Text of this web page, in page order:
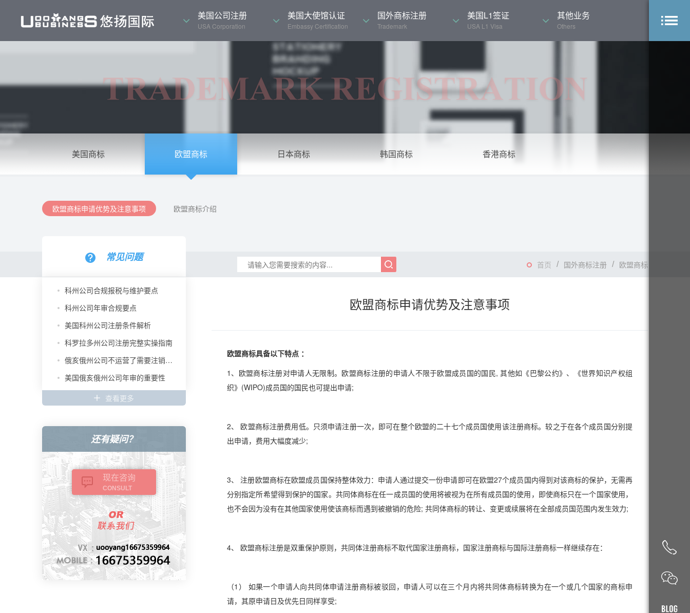
美国公司注册
USA Corporation
美国大使馆认证
Embassy Certification
国外商标注册
Trademark
美国L1签证
USA L1 Visa
其他业务
Others
美国商标 欧盟商标 日本商标 韩国商标 香港商标
欧盟商标申请优势及注意事项 欧盟商标介绍
常见问题
科州公司合规报税与维护要点
科州公司年审合规要点
美国科州公司注册条件解析
科罗拉多州公司注册完整实操指南
俄亥俄州公司不运营了需要注销吗？
美国俄亥俄州公司年审的重要性
查看更多
还有疑问？
现在咨询
CONSULT
首页 国外商标注册 欧盟商标
欧盟商标申请优势及注意事项
欧盟商标具备以下特点 ：
1、欧盟商标注册对申请人无限制。欧盟商标注册的申请人不限于欧盟成员国的国民, 其他如《巴黎公约》、《世界知识产权组
织》(WIPO)成员国的国民也可提出申请;
2、 欧盟商标注册费用低。只须申请注册一次，即可在整个欧盟的二十七个成员国使用该注册商标。较之于在各个成员国分别提
出申请，费用大幅度减少;
3、 注册欧盟商标在欧盟成员国保持整体效力：申请人通过提交一份申请即可在欧盟27个成员国内得到对该商标的保护，无需再
分别指定所希望得到保护的国家。共同体商标在任一成员国的使用将被视为在所有成员国的使用，即使商标只在一个国家使用，
也不会因为没有在其他国家使用使该商标而遇到被撤销的危险; 共同体商标的转让、变更或续展将在全部成员国范围内发生效力;
4、 欧盟商标注册是双重保护原则，共同体注册商标不取代国家注册商标，国家注册商标与国际注册商标一样继续存在：
（1） 如果一个申请人向共同体申请注册商标被驳回，申请人可以在三个月内将共同体商标转换为在一个或几个国家的商标申
请，其原申请日及优先日同样享受;